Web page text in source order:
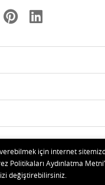
UYDU ve GÜVENLİK
saklıdır.
için internet
Politikaları Aydınlatma
değiştirebilirsiniz.